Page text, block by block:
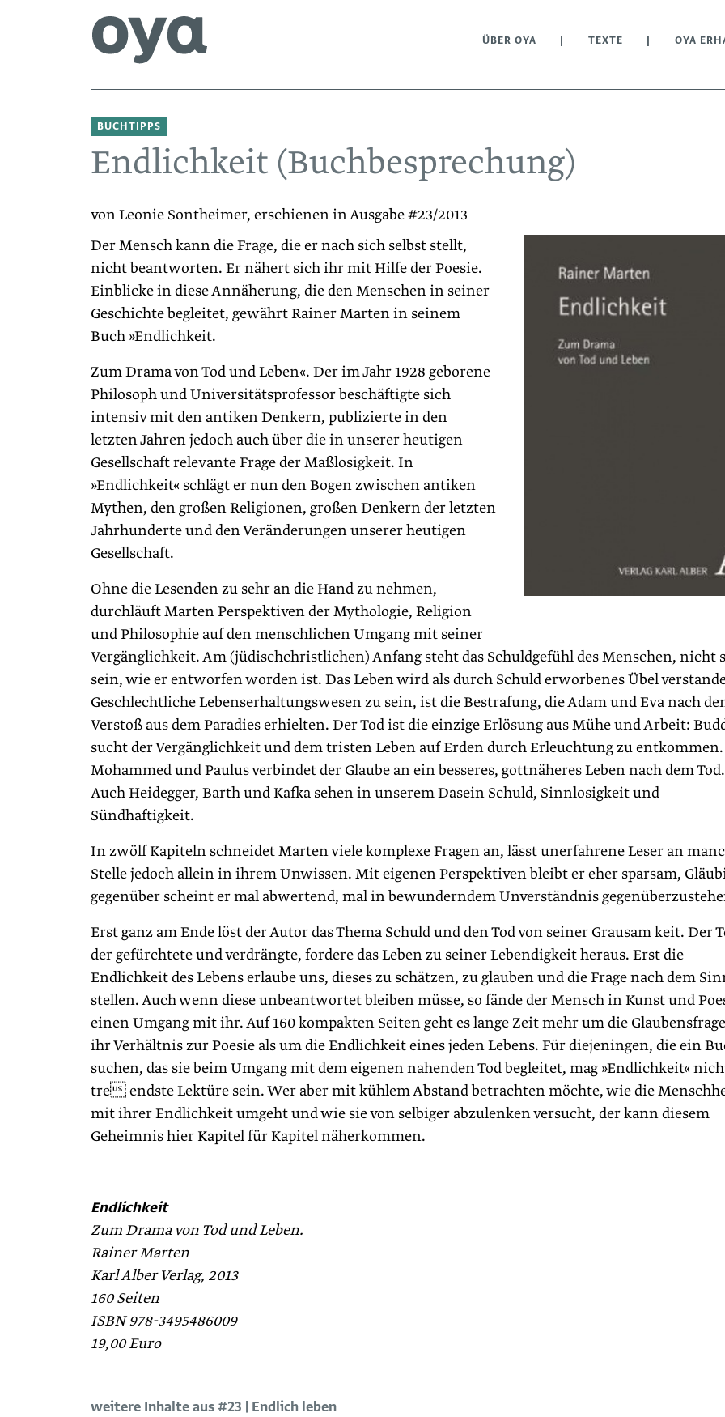
ÜBER OYA TEXTE OYA
BUCHTIPPS
Endlichkeit (Buchbesprechung)
von Leonie Sontheimer, erschienen in Ausgabe #23/2013
Der Mensch kann die Frage, die er nach sich selbst stellt,
nicht beantworten. Er nähert sich ihr mit Hilfe der Poesie.
Einblicke in diese Annäherung, die den Menschen in seiner
Geschichte begleitet, gewährt Rainer Marten in seinem
Buch »Endlichkeit.
Zum Drama von Tod und Leben«. Der im Jahr 1928 geborene
Philosoph und Universitätsprofessor beschäftigte sich
intensiv mit den antiken Denkern, publizierte in den
letzten Jahren jedoch auch über die in unserer heutigen
Gesellschaft relevante Frage der Maßlosigkeit. In
»Endlichkeit« schlägt er nun den Bogen zwischen antiken
Mythen, den großen Religionen, großen Denkern der letzten
Jahrhunderte und den Veränderungen unserer heutigen
Gesellschaft.
Ohne die Lesenden zu sehr an die Hand zu nehmen,
durchläuft Marten Perspektiven der Mythologie, Religion
und Philosophie auf den menschlichen Umgang mit seiner
Vergänglichkeit. Am (jüdischchristlichen) Anfang steht das Schuldgefühl des Menschen, nicht
sein, wie er entworfen worden ist. Das Leben wird als durch Schuld erworbenes Übel
Geschlechtliche Lebenserhaltungswesen zu sein, ist die Bestrafung, die Adam und Eva nach
Verstoß aus dem Paradies erhielten. Der Tod ist die einzige Erlösung aus Mühe und Arbeit:
sucht der Vergänglichkeit und dem tristen Leben auf Erden durch Erleuchtung zu entkommen.
Mohammed und Paulus verbindet der Glaube an ein besseres, gottnäheres Leben nach dem Tod.
Auch Heidegger, Barth und Kafka sehen in unserem Dasein Schuld, Sinnlosigkeit und
Sündhaftigkeit.
In zwölf Kapiteln schneidet Marten viele komplexe Fragen an, lässt unerfahrene Leser an
Stelle jedoch allein in ihrem Unwissen. Mit eigenen Perspektiven bleibt er eher sparsam,
gegenüber scheint er mal abwertend, mal in bewunderndem Unverständnis
Erst ganz am Ende löst der Autor das Thema Schuld und den Tod von seiner Grausam keit. Der
der gefürchtete und verdrängte, fordere das Leben zu seiner Lebendigkeit heraus. Erst die
Endlichkeit des Lebens erlaube uns, dieses zu schätzen, zu glauben und die Frage nach dem
stellen. Auch wenn diese unbeantwortet bleiben müsse, so fände der Mensch in Kunst und
einen Umgang mit ihr. Auf 160 kompakten Seiten geht es lange Zeit mehr um die
ihr Verhältnis zur Poesie als um die Endlichkeit eines jeden Lebens. Für diejeningen, die ein
suchen, das sie beim Umgang mit dem eigenen nahenden Tod begleitet, mag »Endlichkeit«
tre endste Lektüre sein. Wer aber mit kühlem Abstand betrachten möchte, wie die
mit ihrer Endlichkeit umgeht und wie sie von selbiger abzulenken versucht, der kann diesem
Geheimnis hier Kapitel für Kapitel näherkommen.
Endlichkeit
Zum Drama von Tod und Leben.
Rainer Marten
Karl Alber Verlag, 2013
160 Seiten
ISBN 978-3495486009
19,00 Euro
weitere Inhalte aus #23 | Endlich leben